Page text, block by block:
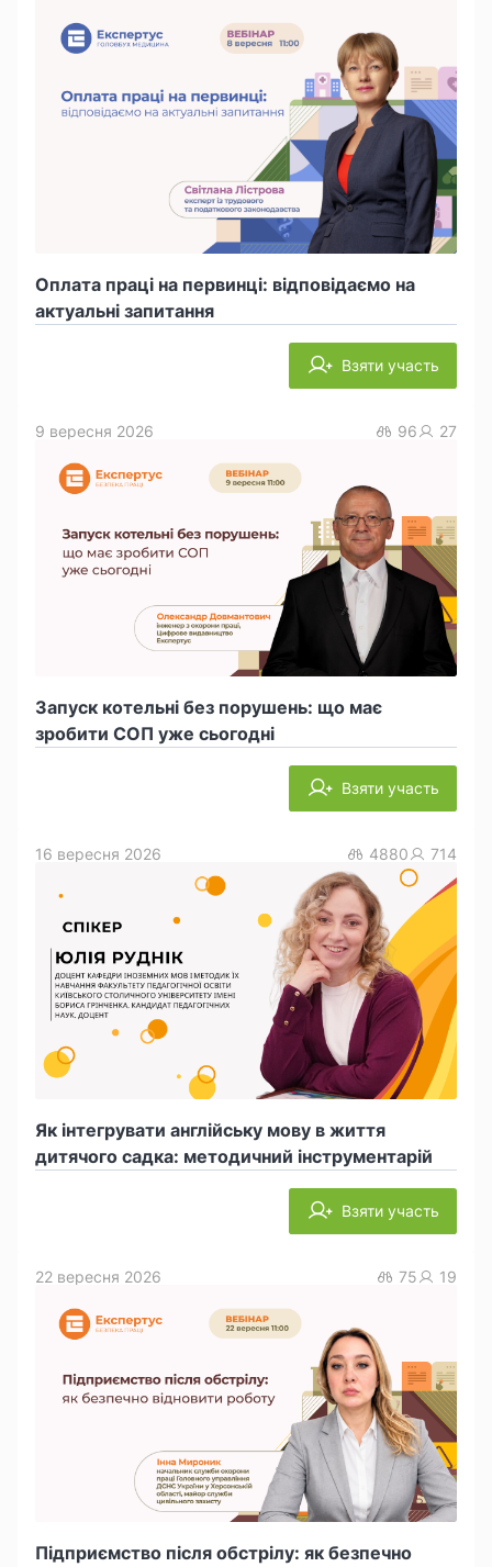
Оплата праці на первинці: відповідаємо на
актуальні запитання
Взяти участь
Запуск котельні без порушень: що має
зробити СОП уже сьогодні
9 вересня 2026 96 27
Взяти участь
Як інтегрувати англійську мову в життя
дитячого садка: методичний інструментарій
16 вересня 2026 4880 714
Взяти участь
Підприємство після обстрілу: як безпечно
22 вересня 2026 75 19